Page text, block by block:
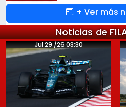
+ Ver más
Noticias de
Jul 29 /26 03:30